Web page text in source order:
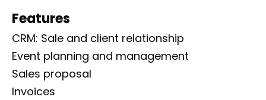
Features
CRM: Sale and client relationship
Event planning and management
Sales proposal
Invoices